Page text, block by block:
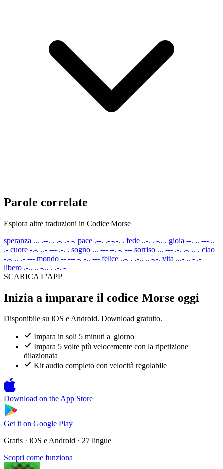
Parole correlate
Esplora altre traduzioni in Codice Morse
speranza ... .--. . .-. .- -. pace .--. .- -.-. . fede ..-. . -.. . gioia --. .. --- ..
.- cuore -.-. ..- --- .-. . sogno ... --- --. -. --- sorriso ... --- .-. .-. .. . ciao
-.-. .. .- --- mondo -- --- -. -.. --- felice ..-. . .-.. .. -.-. vita ...- .. - .-
libero .-.. .. -... . .-. -
SCARICA L'APP
Inizia a imparare il codice Morse oggi
Disponibile su iOS e Android. Download gratuito.
Impara in soli 5 minuti al giorno
Impara 5 volte più velocemente con la ripetizione
dilazionata
Kit audio completo con velocità regolabile
Download on the App Store
Get it on Google Play
Gratis · iOS e Android · 27 lingue
Scopri come funziona